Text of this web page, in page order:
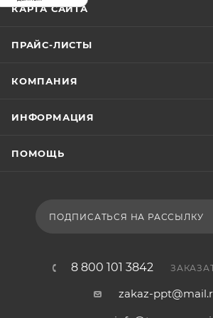
КАРТА САЙТА
ПРАЙС-ЛИСТЫ
КОМПАНИЯ
ИНФОРМАЦИЯ
ПОМОЩЬ
ПОДПИСАТЬСЯ НА РАССЫЛКУ
8 800 101 3842
zakaz-